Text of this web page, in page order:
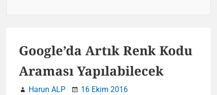
Google’da Artık Renk Kodu
Araması Yapılabilecek
Harun ALP 16 Ekim 2016